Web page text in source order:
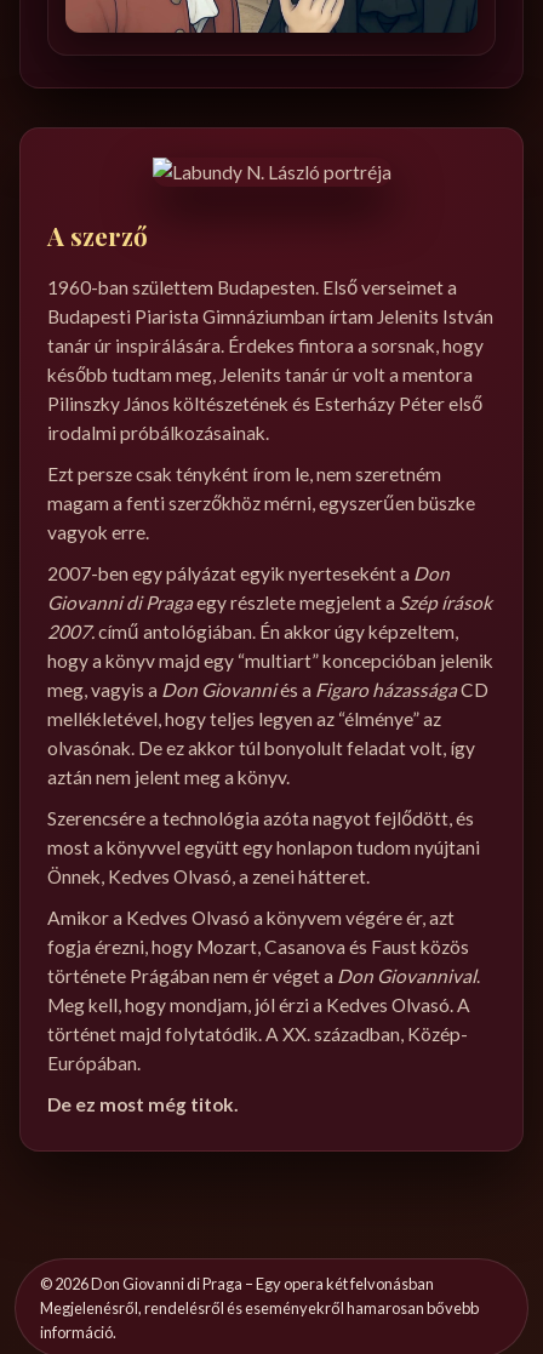
A szerző
1960-ban születtem Budapesten. Első verseimet a
Budapesti Piarista Gimnáziumban írtam Jelenits István
tanár úr inspirálására. Érdekes fintora a sorsnak, hogy
később tudtam meg, Jelenits tanár úr volt a mentora
Pilinszky János költészetének és Esterházy Péter első
irodalmi próbálkozásainak.
Ezt persze csak tényként írom le, nem szeretném
magam a fenti szerzőkhöz mérni, egyszerűen büszke
vagyok erre.
2007-ben egy pályázat egyik nyerteseként a Don
Giovanni di Pragaegy részlete megjelent a Szép írások
2007. című antológiában. Én akkor úgy képzeltem,
hogy a könyv majd egy “multiart” koncepcióban jelenik
meg, vagyis a Don Giovanniés a Figaro házasságaCD
mellékletével, hogy teljes legyen az “élménye” az
olvasónak. De ez akkor túl bonyolult feladat volt, így
aztán nem jelent meg a könyv.
Szerencsére a technológia azóta nagyot fejlődött, és
most a könyvvel együtt egy honlapon tudom nyújtani
Önnek, Kedves Olvasó, a zenei hátteret.
Amikor a Kedves Olvasó a könyvem végére ér, azt
fogja érezni, hogy Mozart, Casanova és Faust közös
története Prágában nem ér véget a Don Giovannival.
Meg kell, hogy mondjam, jól érzi a Kedves Olvasó. A
történet majd folytatódik. A XX. században, Közép-
Európában.
De ez most még titok.
©2026Don Giovanni di Praga – Egy opera két felvonásban
Megjelenésről, rendelésről és eseményekről hamarosan bővebb
információ.